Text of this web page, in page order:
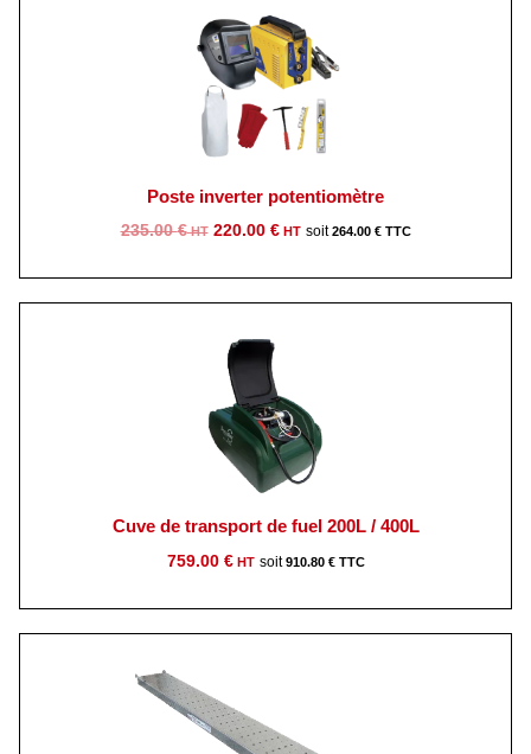
Poste inverter potentiomètre
235.00€
Le
235.00 €.
220.00 €
Le
264.00 €
Cuve de transport de fuel 200L / 400L
759.00 € 910.80 €